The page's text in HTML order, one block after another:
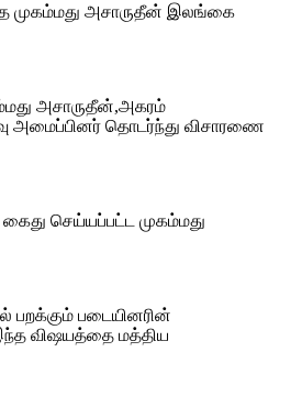
முகம்மது அசாருதீன் இலங்கை
அசாருதீன்,அகரம்
அமைப்பினர் தொடர்ந்து விசாரணை
செய்யப்பட்ட முகம்மது
படையினரின்
விஷயத்தை மத்திய